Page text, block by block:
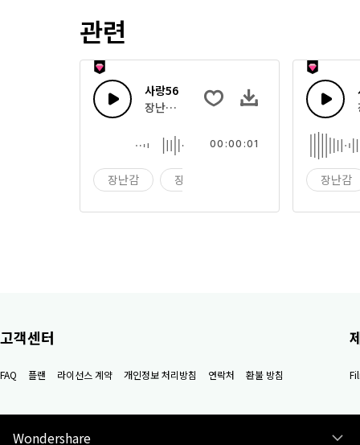
관련
사랑56
장난감 상자 효과음
장난감 장난감 상자
00:00:01
장난감
고객센터
FAQ 플랜 라이선스 계약 개인정보 처리방침 연락처 환불 방침
Wondershare